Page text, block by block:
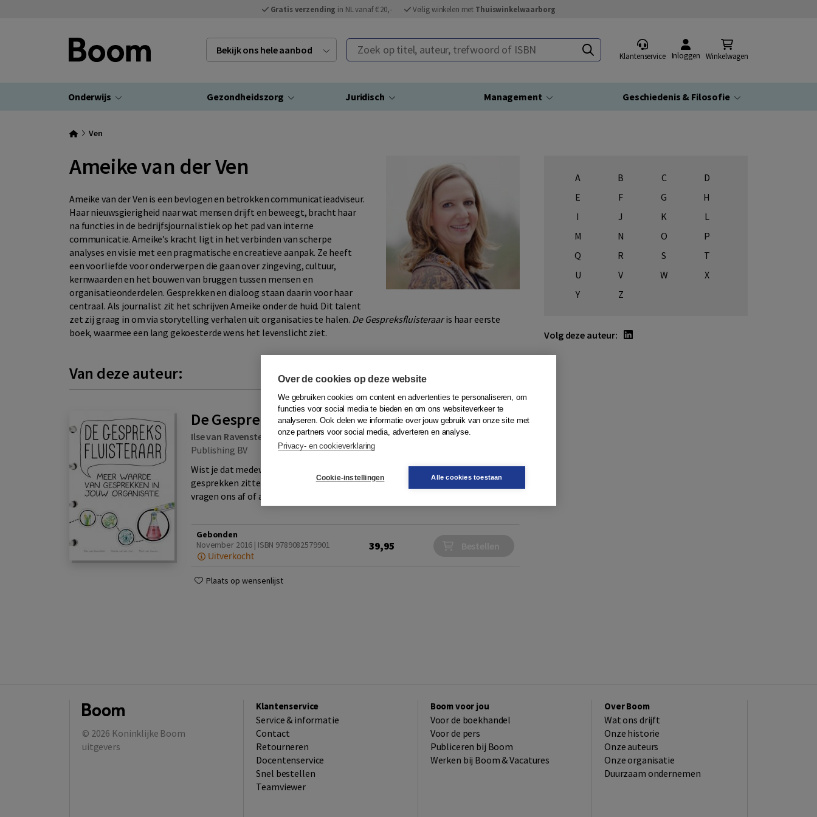
Gratis verzending in NL vanaf € 20,- Veilig winkelen met Thuiswinkelwaarborg
Bekijk ons hele aanbod Zoek op titel, auteur, trefwoord of ISBN
Klantenservice Inloggen Winkelwagen
Onderwijs Gezondheidszorg Juridisch Management Geschiedenis & Filosofie
Ven
Ameike van der Ven
Ameike van der Ven is een bevlogen en betrokken communicatieadviseur.
Haar nieuwsgierigheid naar wat mensen drijft en beweegt, bracht haar
na functies in de bedrijfsjournalistiek op het pad van interne
communicatie. Ameike’s kracht ligt in het verbinden van scherpe
analyses en visie met een pragmatische en creatieve aanpak. Ze heeft
een voorliefde voor onderwerpen die gaan over zingeving, cultuur,
kernwaarden en het bouwen van bruggen tussen mensen en
organisatieonderdelen. Gesprekken en dialoog staan daarin voor haar
centraal. Als journalist zit het schrijven Ameike onder de huid. Dit talent
zet zij graag in om via storytelling verhalen uit organisaties te halen. De Gespreksfluisteraaris haar eerste
boek, waarmee een lang gekoesterde wens het levenslicht ziet.
Van deze auteur:
De Gespreksfluisteraar
Ilse van Ravenstein Ameike van der Ven,Mark van Vuuren|Commotion
Publishing BV
Wist je dat medewerkers in organisaties zo'n 80% van hun werktijd in
gesprekken zitten? Dan wil je toch dat die gesprekken van top kwaliteit zijn? Wij
vragen ons af of al die gesprekken ook werkeli...
Gebonden
November 2016 | ISBN 9789082579901
Uitverkocht
39,95
Plaats op wensenlijst
A B C
D
E
F G
H
I
J K
L
M
N O
P
Q
R S
T
U
V W
X
Y
Z
Volg deze auteur:
© 2026 Koninklijke Boom
uitgevers
Klantenservice
Service & informatie
Contact
Retourneren
Docentenservice
Snel bestellen
Teamviewer
Boom voor jou
Voor de boekhandel
Voor de pers
Publiceren bij Boom
Werken bij Boom & Vacatures
Over Boom
Wat ons drijft
Onze historie
Onze auteurs
Onze organisatie
Duurzaam ondernemen
Over de cookies op deze website
We gebruiken cookies om content en advertenties te personaliseren, om
functies voor social media te bieden en om ons websiteverkeer te
analyseren. Ook delen we informatie over jouw gebruik van onze site met
onze partners voor social media, adverteren en analyse.
Privacy- en cookieverklaring
Cookie-instellingen Alle cookies toestaan